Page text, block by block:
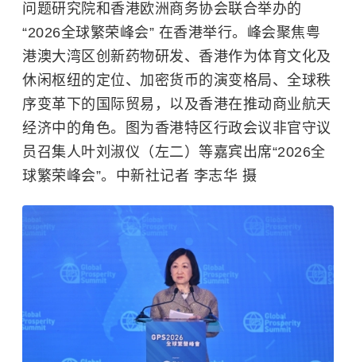
问题研究院和香港欧洲商务协会联合举办的
“2026全球繁荣峰会” 在香港举行。峰会聚焦粤
港澳大湾区创新药物研发、香港作为体育文化及
休闲枢纽的定位、加密货币的演变格局、全球秩
序变革下的国际贸易，以及香港在推动商业航天
经济中的角色。图为香港特区行政会议非官守议
员召集人叶刘淑仪（左二）等嘉宾出席“2026全
球繁荣峰会”。中新社记者 李志华 摄